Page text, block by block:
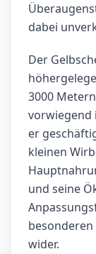
dabei
Der
3000
vorwiegend
er
kleinen
und seine
wider.